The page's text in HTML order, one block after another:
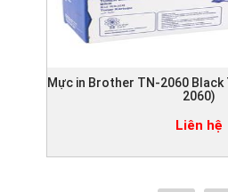
Mực in Brother TN-2060
2060)
Liên hệ